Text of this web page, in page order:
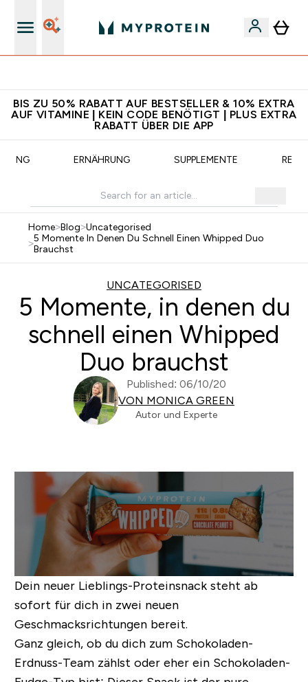
BIS ZU 50% RABATT AUF BESTSELLER & 10% EXTRA
AUF VITAMINE | KEIN CODE BENÖTIGT | PLUS EXTRA
RABATT ÜBER DIE APP
ERNÄHRUNG SUPPLEMENTE
Home>Blog>Uncategorised
>5 Momente In Denen Du Schnell Einen Whipped Duo
Brauchst
UNCATEGORISED
5 Momente, in denen du
schnell einen Whipped
Duo brauchst
Published: 06/10/20
VON MONICA GREEN
Autor und Experte
Dein neuer Lieblings-Proteinsnack steht ab
sofort für dich in zwei neuen
Geschmacksrichtungen bereit.
Ganz gleich, ob du dich zum Schokoladen-
Erdnuss-Team zählst oder eher ein Schokoladen-